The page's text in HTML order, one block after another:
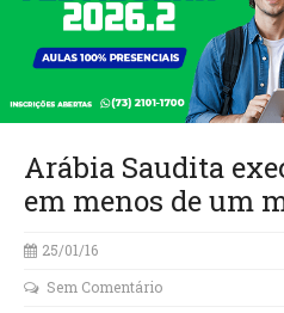
Arábia Saudita
em menos de um
25/01/16
Sem Comentário